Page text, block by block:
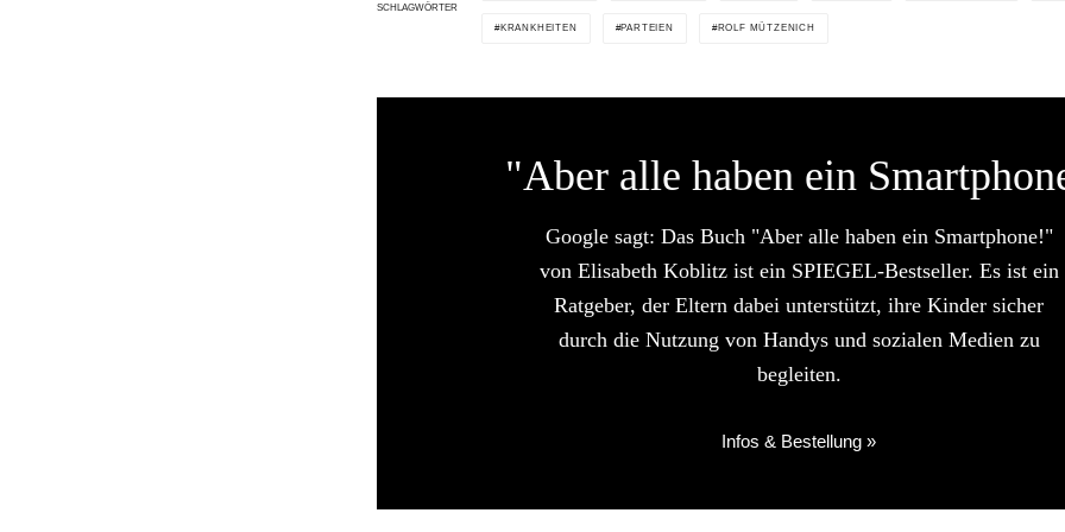
SCHLAGWÖRTER
KRANKHEITEN
PARTEIEN ROLF MÜTZENICH
"Aber alle haben ein
Google sagt: Das Buch "Aber alle haben ein Smartphone!"
von Elisabeth Koblitz ist ein SPIEGEL-Bestseller. Es ist ein
Ratgeber, der Eltern dabei unterstützt, ihre Kinder sicher
durch die Nutzung von Handys und sozialen Medien zu
begleiten.
Infos & Bestellung »